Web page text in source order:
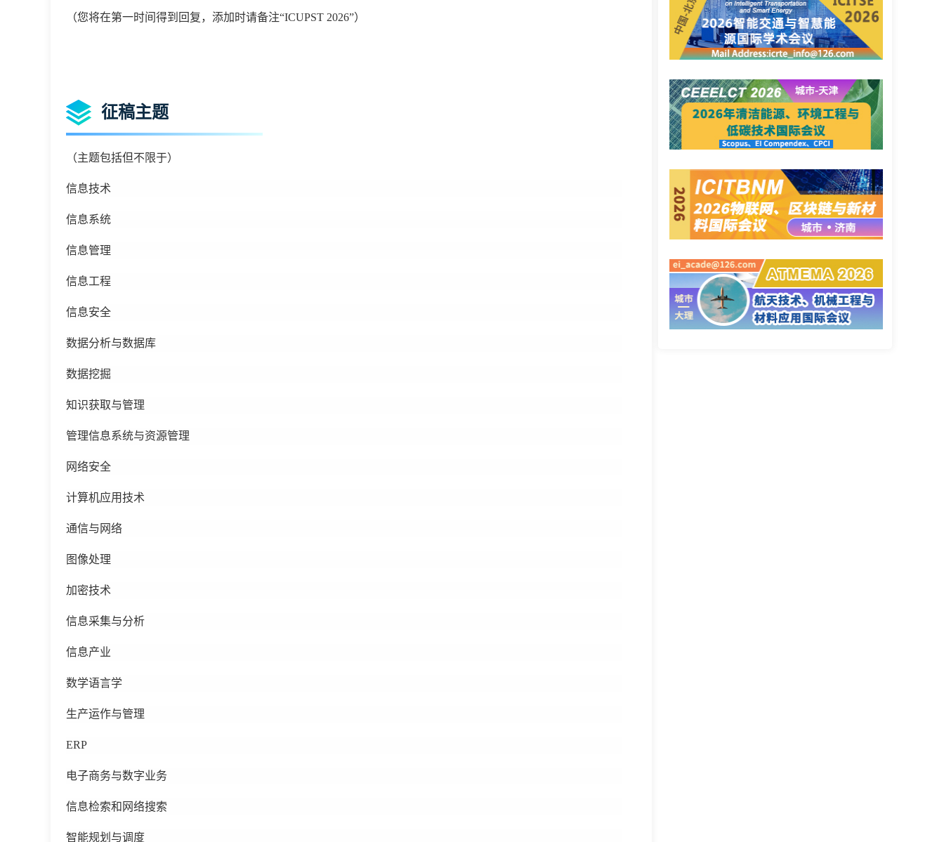
（您将在第一时间得到回复，添加时请备注“ICUPST 2026”）
征稿主题
（主题包括但不限于）
信息技术
信息系统
信息管理
信息工程
信息安全
数据分析与数据库
数据挖掘
知识获取与管理
管理信息系统与资源管理
网络安全
计算机应用技术
通信与网络
图像处理
加密技术
信息采集与分析
信息产业
数学语言学
生产运作与管理
ERP
电子商务与数字业务
信息检索和网络搜索
智能规划与调度